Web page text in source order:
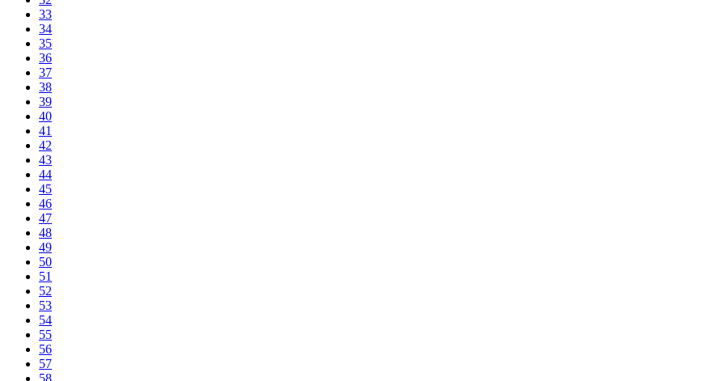
33
34
35
36
37
38
39
40
41
42
43
44
45
46
47
48
49
50
51
52
53
54
55
56
57
58